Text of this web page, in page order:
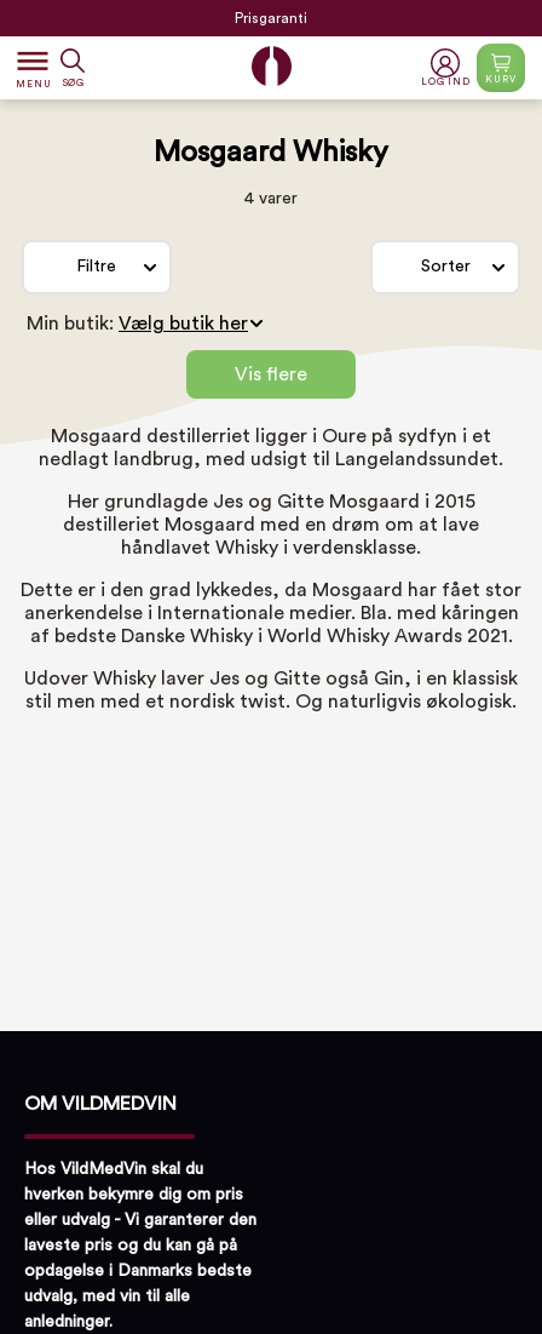
Prisgaranti
dehaze
MENU SØG LOG IND KURV
Mosgaard Whisky
4 varer
Filtre Sorter
Min butik:
Vis flere
Mosgaard destillerriet ligger i Oure på sydfyn i et
nedlagt landbrug, med udsigt til Langelandssundet.
Her grundlagde Jes og Gitte Mosgaard i 2015
destilleriet Mosgaard med en drøm om at lave
håndlavet Whisky i verdensklasse.
Dette er i den grad lykkedes, da Mosgaard har fået stor
anerkendelse i Internationale medier. Bla. med kåringen
af bedste Danske Whisky i World Whisky Awards 2021.
Udover Whisky laver Jes og Gitte også Gin, i en klassisk
stil men med et nordisk twist. Og naturligvis økologisk.
OM VILDMEDVIN
Hos VildMedVin skal du
hverken bekymre dig om pris
eller udvalg - Vi garanterer den
laveste pris og du kan gå på
opdagelse i Danmarks bedste
udvalg, med vin til alle
anledninger.